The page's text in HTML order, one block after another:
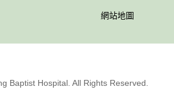
網站地圖
Baptist Hospital. All Rights Reserved.